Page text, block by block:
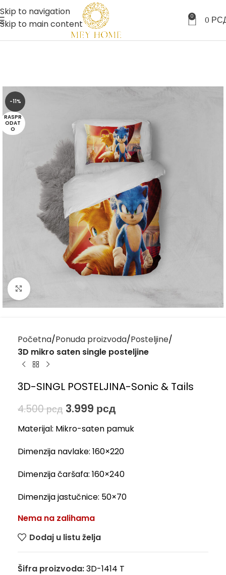
Skip to navigation
Skip to main content
0 0
-11%
RASPR
ODAT
O
Kliknite za uvećanje
Početna Ponuda proizvoda Posteljine
3D mikro saten single posteljine
3D-SINGL POSTELJINA-Sonic & Tails
4.500рсд 3.999 рсд
Materijal: Mikro-saten pamuk
Dimenzija navlake: 160×220
Dimenzija čaršafa: 160×240
Dimenzija jastučnice: 50×70
Nema na zalihama
Dodaj u listu želja
Šifra proizvoda:3D-1414 T